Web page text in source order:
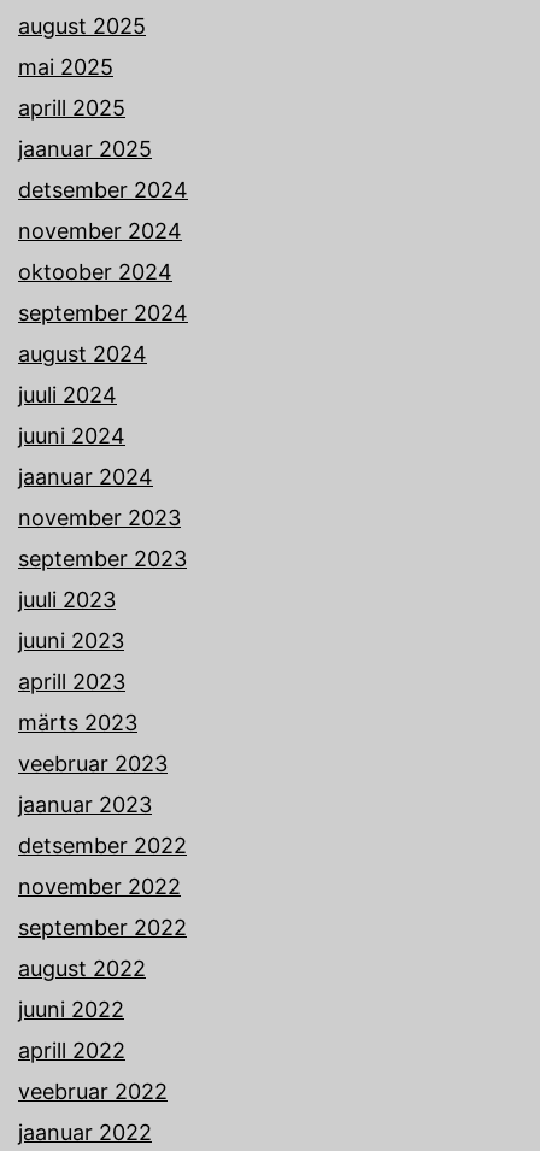
august 2025
mai 2025
aprill 2025
jaanuar 2025
detsember 2024
november 2024
oktoober 2024
september 2024
august 2024
juuli 2024
juuni 2024
jaanuar 2024
november 2023
september 2023
juuli 2023
juuni 2023
aprill 2023
märts 2023
veebruar 2023
jaanuar 2023
detsember 2022
november 2022
september 2022
august 2022
juuni 2022
aprill 2022
veebruar 2022
jaanuar 2022